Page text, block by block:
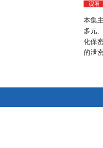
观看
本集
多元
化保
的泄